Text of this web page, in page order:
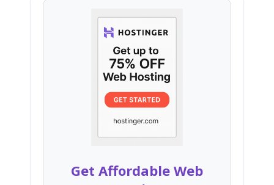
Get Affordable Web